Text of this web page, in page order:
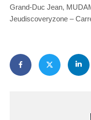
Grand-Duc Jean,
Jeudiscoveryzone –